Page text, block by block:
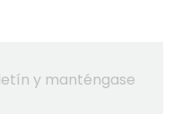
y manténgase